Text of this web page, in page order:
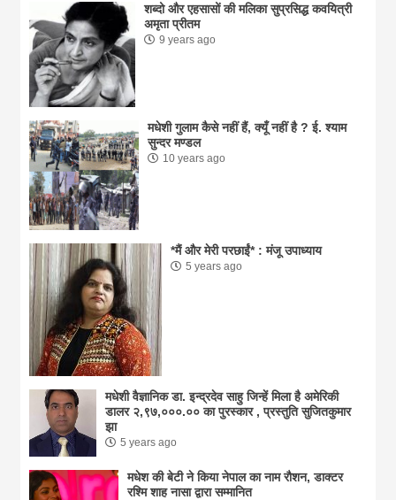
शब्दो और एहसासों की मलिका सुप्रसिद्ध कवयित्री
अमृता प्रीतम
9 years ago
मधेशी गुलाम कैसे नहीं हैं, क्यूँ नहीं है ? ई. श्याम
सुन्दर मण्डल
10 years ago
*मैं और मेरी परछाईं* : मंजू उपाध्याय
5 years ago
मधेशी वैज्ञानिक डा. इन्द्रदेव साहु जिन्हें मिला है अमेरिकी
डालर २,९७,०००.०० का पुरस्कार , प्रस्तुति सुजितकुमार
झा
5 years ago
मधेश की बेटी ने किया नेपाल का नाम राैशन, डाक्टर
रश्मि शाह नासा द्वारा सम्मानित